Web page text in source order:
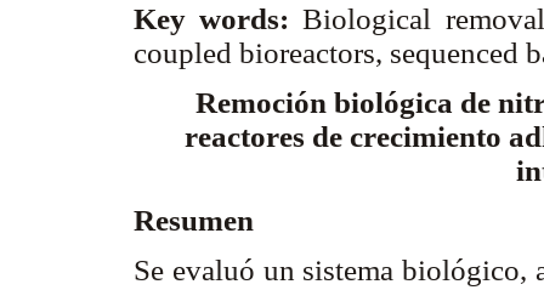
Key words:Biological
coupled bioreactors, sequenced
Remoción biológica de
reactores de crecimiento
Resumen
Se evaluó un sistema biológico,